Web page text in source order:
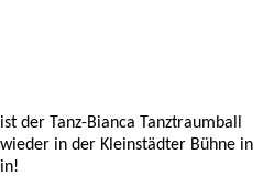
der Tanz-Bianca Tanztraumball
in der Kleinstädter Bühne in